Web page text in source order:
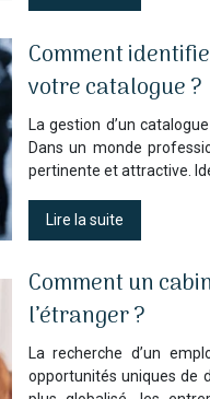
Comment
votre catalogue ?
La gestion d’un
Dans un monde
pertinente et attractive.
Lire la suite
Comment un
l’étranger ?
La recherche d’un
opportunités uniques de